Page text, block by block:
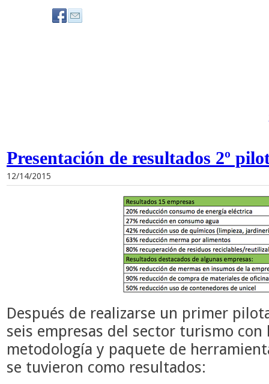
Presentación de resultados 2º
12/14/2015
Después de realizarse un primer
seis empresas del sector turismo con
metodología y paquete de
se tuvieron como resultados: